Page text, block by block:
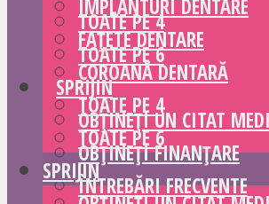
TOATE PE 4
TOATE PE 6
SPRIJIN
OBȚINEȚI UN CITAT
OBȚINEȚI FINANȚARE
ÎNTREBĂRI FRECVENTE
IMPLANTURI DENTARE
FAȚETE DENTARE
COROANĂ DENTARĂ
TOATE PE 4
TOATE PE 6
SPRIJIN